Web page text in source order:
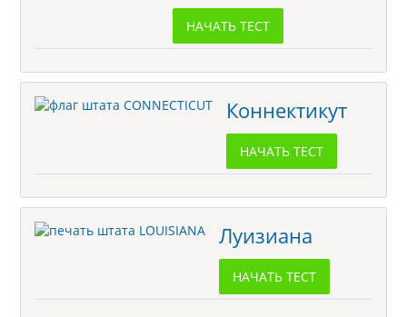
НАЧАТЬ ТЕСТ
Коннектикут
НАЧАТЬ ТЕСТ
Луизиана
НАЧАТЬ ТЕСТ